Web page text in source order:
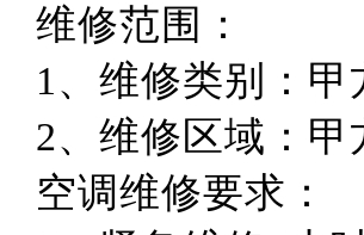
维修范围：
1、维修类别：
2、维修区域：
空调维修要求：